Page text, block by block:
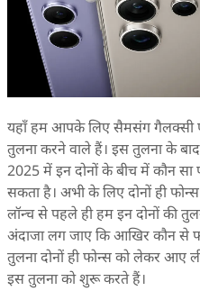
यहाँ हम आपके लिए सैमसंग गैलक्सी
तुलना करने वाले हैं। इस तुलना के
2025 में इन दोनों के बीच में कौन
सकता है। अभी के लिए दोनों ही
लॉन्च से पहले ही हम इन दोनों की
अंदाजा लग जाए कि आखिर कौन से
तुलना दोनों ही फोन्स को लेकर आए
इस तुलना को शुरू करते हैं।